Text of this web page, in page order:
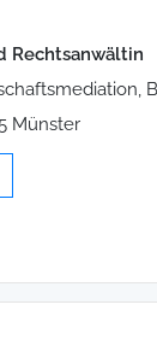
Rechtsanwältin
Münster